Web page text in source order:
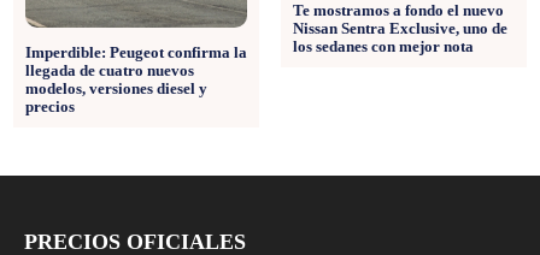
Imperdible: Peugeot confirma la
llegada de cuatro nuevos
modelos, versiones diesel y
precios
Te mostramos a fondo el nuevo
Nissan Sentra Exclusive, uno de
los sedanes con mejor nota
PRECIOS OFICIALES